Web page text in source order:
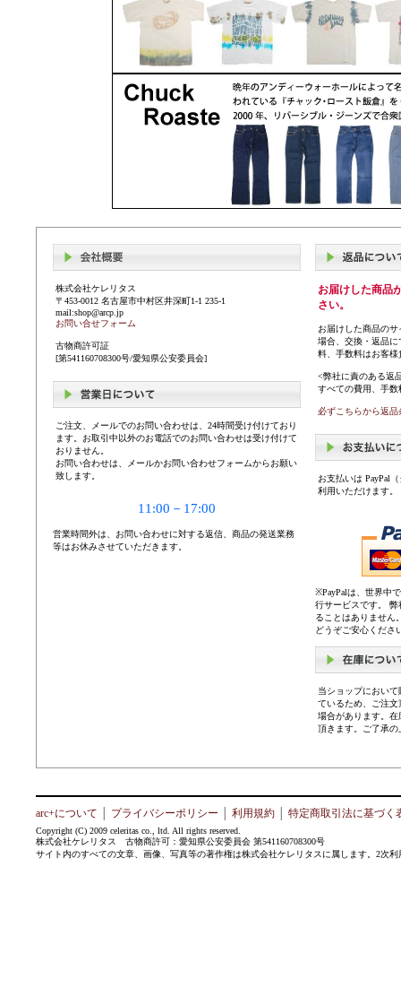
株式会社ケレリタス
〒453-0012 名古屋市中村区井深町1-1 235-1
mail:shop@arcp.jp
お問い合せフォーム
古物商許可証
[第541160708300号/愛知県公安委員会]
ご注文、メールでのお問い合わせは、24時間受け付けており
ます。お取引中以外のお電話でのお問い合わせは受け付けて
おりません。
お問い合わせは、メールかお問い合わせフォームからお願い
致します。
11:00－17:00
営業時間外は、お問い合わせに対する返信、商品の発送業務
等はお休みさせていただきます。
お届けした商品
さい。
お届けした商品の
場合、交換・返品
料、手数料はお客
<弊社に責のある返
すべての費用、手
必ずこちらから返
お支払いは PayPal
利用いただけます。
※PayPalは、世界中
行サービスです。
ることはありません
どうぞご安心くださ
当ショップにおい
ているため、ご注
場合があります。
頂きます。ご了承
arc+について プライバシーポリシー 利用規約 特定商取引法に基づく
Copyright (C) 2009 celeritas co., ltd. All rights reserved.
株式会社ケレリタス 古物商許可：愛知県公安委員会 第541160708300号
サイト内のすべての文章、画像、写真等の著作権は株式会社ケレリタスに属します。2次